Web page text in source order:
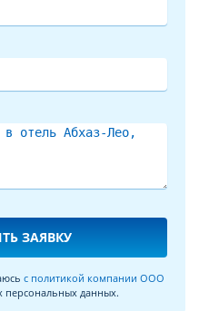
ЗАЯВКУ
с политикой компании ООО
персональных данных.